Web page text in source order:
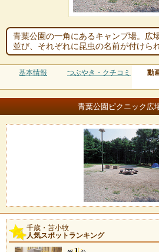
青葉公園の一角にあるキャンプ場。広
並び、それぞれに昆虫の名前が付けら
基本情報 つぶやき・クチコミ 動
青葉公園ピクニック広
千歳・苫小牧
人気スポットランキング